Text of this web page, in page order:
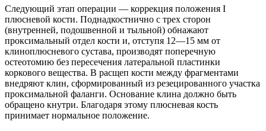
Следующий этап операции — коррекция положения I
плюсневой кости. Поднадкостнично с трех сторон
(внутренней, подошвенной и тыльной) обнажают
проксимальный отдел кости и, отступя 12—15 мм от
клиноплюсневого сустава, производят поперечную
остеотомию без пересечения латеральной пластинки
коркового вещества. В расщеп кости между фрагментами
внедряют клин, сформированный из резецированного участка
проксимальной фаланги. Основание клина должно быть
обращено кнутри. Благодаря этому плюсневая кость
принимает нормальное положение.